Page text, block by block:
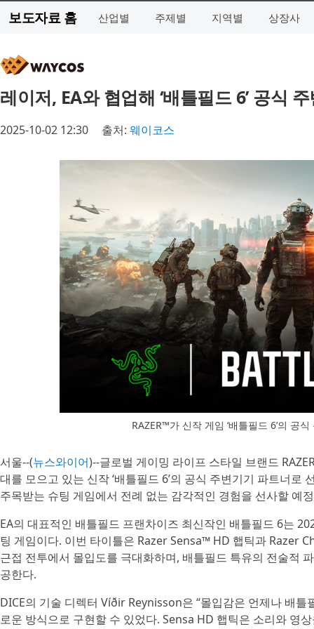
보도자료 홈 산업별 주제별 지역별 상장사
레이저, EA와 협업해 ‘배틀필드 6’ 공식
2025-10-02 12:30 출처: 웨이코스
RAZER™가 신작 게임 ‘배틀필드 6’의 공
서울--(뉴스와이어)--글로벌 게이밍 라이프 스타일 브랜드
대를 모으고 있는 신작 ‘배틀필드 6’의 공식 주변기기 파트너로
주목받는 슈팅 게임에서 전례 없는 감각적인 경험을 선사할 예
EA의 대표적인 배틀필드 프랜차이즈 최신작인 배틀필드 6는
팅 게임이다. 이번 타이틀은 Razer Sensa™ HD 햅틱과 Razer
근접 전투에서 몰입도를 극대화하며, 배틀필드 특유의 전술적
공한다.
DICE의 기술 디렉터 Víðir Reynisson은 “몰입감은 언제나 배
로운 방식으로 구현할 수 있었다. Sensa HD 햅틱은 소리와 영